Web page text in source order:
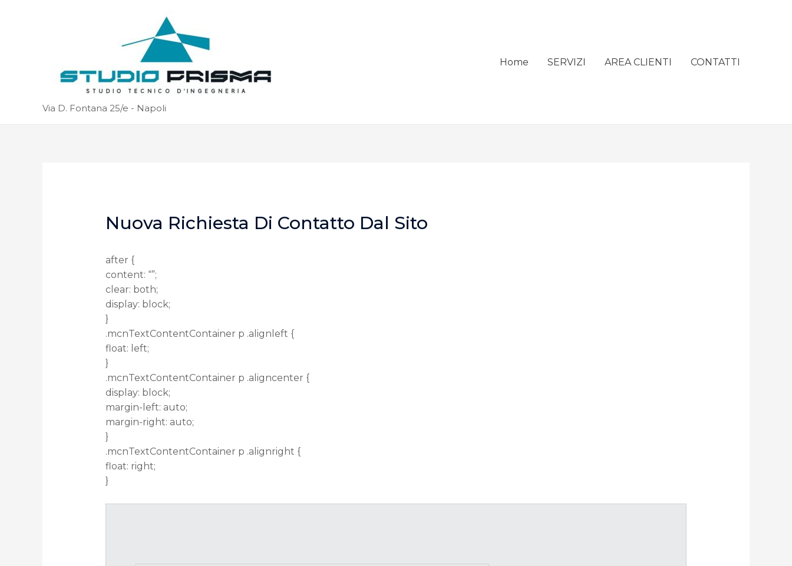
Via D. Fontana 25/e - Napoli
Home SERVIZI AREA CLIENTI CONTATTI
Nuova Richiesta Di Contatto Dal Sito
after {
content: “”;
clear: both;
display: block;
}
.mcnTextContentContainer p .alignleft {
float: left;
}
.mcnTextContentContainer p .aligncenter {
display: block;
margin-left: auto;
margin-right: auto;
}
.mcnTextContentContainer p .alignright {
float: right;
}